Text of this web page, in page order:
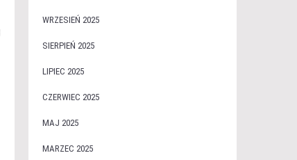
WRZESIEŃ 2025
SIERPIEŃ 2025
LIPIEC 2025
CZERWIEC 2025
MAJ 2025
MARZEC 2025